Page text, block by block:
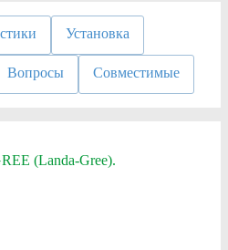
Установка
Вопросы Совместимые
(Landa-Gree).